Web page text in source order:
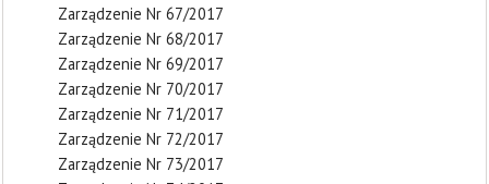
Zarządzenie Nr 67/2017
Zarządzenie Nr 68/2017
Zarządzenie Nr 69/2017
Zarządzenie Nr 70/2017
Zarządzenie Nr 71/2017
Zarządzenie Nr 72/2017
Zarządzenie Nr 73/2017